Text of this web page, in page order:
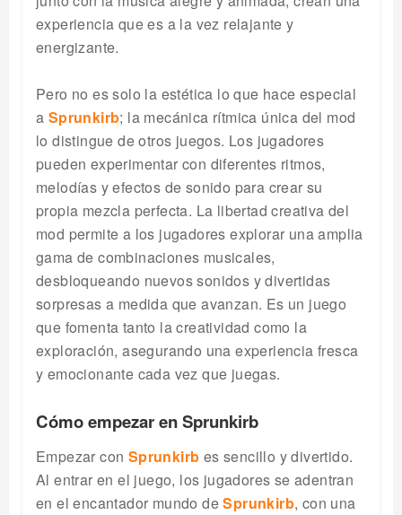
experiencia que es a la vez relajante y
energizante.
Pero no es solo la estética lo que hace especial
a Sprunkirb; la mecánica rítmica única del mod
lo distingue de otros juegos. Los jugadores
pueden experimentar con diferentes ritmos,
melodías y efectos de sonido para crear su
propia mezcla perfecta. La libertad creativa del
mod permite a los jugadores explorar una amplia
gama de combinaciones musicales,
desbloqueando nuevos sonidos y divertidas
sorpresas a medida que avanzan. Es un juego
que fomenta tanto la creatividad como la
exploración, asegurando una experiencia fresca
y emocionante cada vez que juegas.
Cómo empezar en Sprunkirb
Empezar con Sprunkirb es sencillo y divertido.
Al entrar en el juego, los jugadores se adentran
en el encantador mundo deSprunkirb, con una